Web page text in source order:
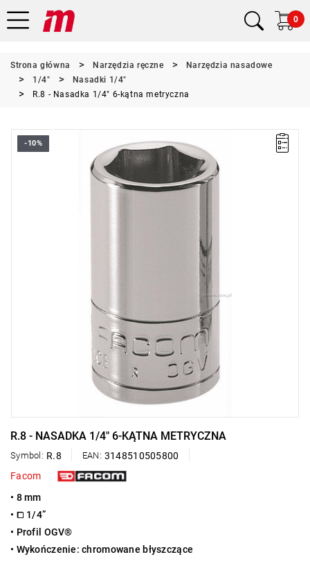
0
Strona główna Narzędzia ręczne
Narzędzia nasadowe
1/4"
Nasadki 1/4"
R.8 - Nasadka 1/4" 6-kątna metryczna
-10%
R.8 - NASADKA 1/4" 6-KĄTNA METRYCZNA
Symbol: R.8 EAN: 3148510505800
Facom
• 8 mm
• ⧠ 1/4”
• Profil OGV®
• Wykończenie: chromowane błyszczące